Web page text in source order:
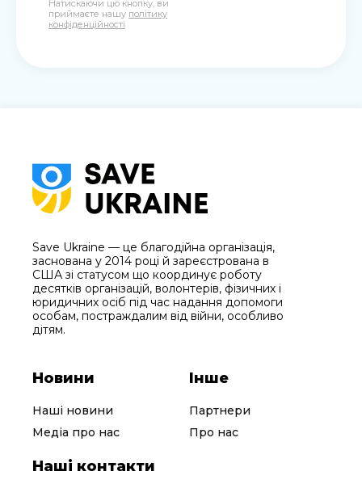
Натискаючи цю кнопку, ви
приймаєте нашу політику
конфіденційності
Save Ukraine — це благодійна організація,
заснована у 2014 році й зареєстрована в
США зі статусом що координує роботу
десятків організацій, волонтерів, фізичних і
юридичних осіб під час надання допомоги
особам, постраждалим від війни, особливо
дітям.
Новини
Наші новини
Медіа про нас
Інше
Партнери
Про нас
Наші контакти